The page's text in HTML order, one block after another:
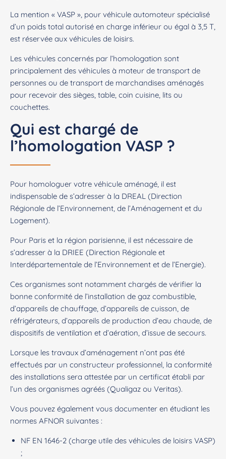
La mention « VASP », pour véhicule automoteur spécialisé
d’un poids total autorisé en charge inférieur ou égal à 3,5 T,
est réservée aux véhicules de loisirs.
Les véhicules concernés par l’homologation sont
principalement des véhicules à moteur de transport de
personnes ou de transport de marchandises aménagés
pour recevoir des sièges, table, coin cuisine, lits ou
couchettes.
Qui est chargé de
l’homologation VASP ?
Pour homologuer votre véhicule aménagé, il est
indispensable de s’adresser à la DREAL (Direction
Régionale de l’Environnement, de l’Aménagement et du
Logement).
Pour Paris et la région parisienne, il est nécessaire de
s’adresser à la DRIEE (Direction Régionale et
Interdépartementale de l’Environnement et de l’Energie).
Ces organismes sont notamment chargés de vérifier la
bonne conformité de l’installation de gaz combustible,
d’appareils de chauffage, d’appareils de cuisson, de
réfrigérateurs, d’appareils de production d’eau chaude, de
dispositifs de ventilation et d’aération, d’issue de secours.
Lorsque les travaux d’aménagement n’ont pas été
effectués par un constructeur professionnel, la conformité
des installations sera attestée par un certificat établi par
l’un des organismes agréés (Qualigaz ou Veritas).
Vous pouvez également vous documenter en étudiant les
normes AFNOR suivantes :
NF EN 1646-2 (charge utile des véhicules de loisirs VASP)
;